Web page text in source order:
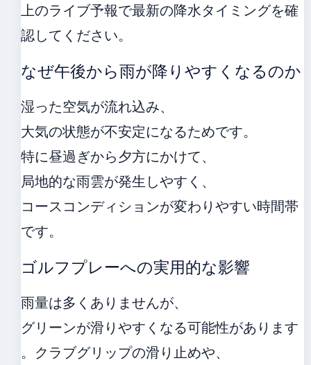
上のライブ予報で最新の降水タイミングを確
認してください。
なぜ午後から雨が降りやすくなるのか
湿った空気が流れ込み、
大気の状態が不安定になるためです。
特に昼過ぎから夕方にかけて、
局地的な雨雲が発生しやすく、
コースコンディションが変わりやすい時間帯
です。
ゴルフプレーへの実用的な影響
雨量は多くありませんが、
グリーンが滑りやすくなる可能性があります
。クラブグリップの滑り止めや、